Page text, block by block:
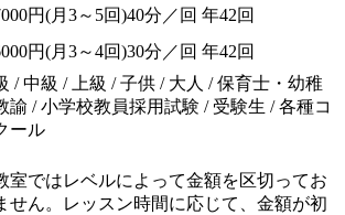
円(月3～5回)40分／回 年42回
円(月3～4回)30分／回 年42回
/ 中級 / 上級 / 子供 / 大人 / 保育士・幼稚
諭 / 小学校教員採用試験 / 受験生 / 各種コ
ール
室ではレベルによって金額を区切ってお
せん。レッスン時間に応じて、金額が初